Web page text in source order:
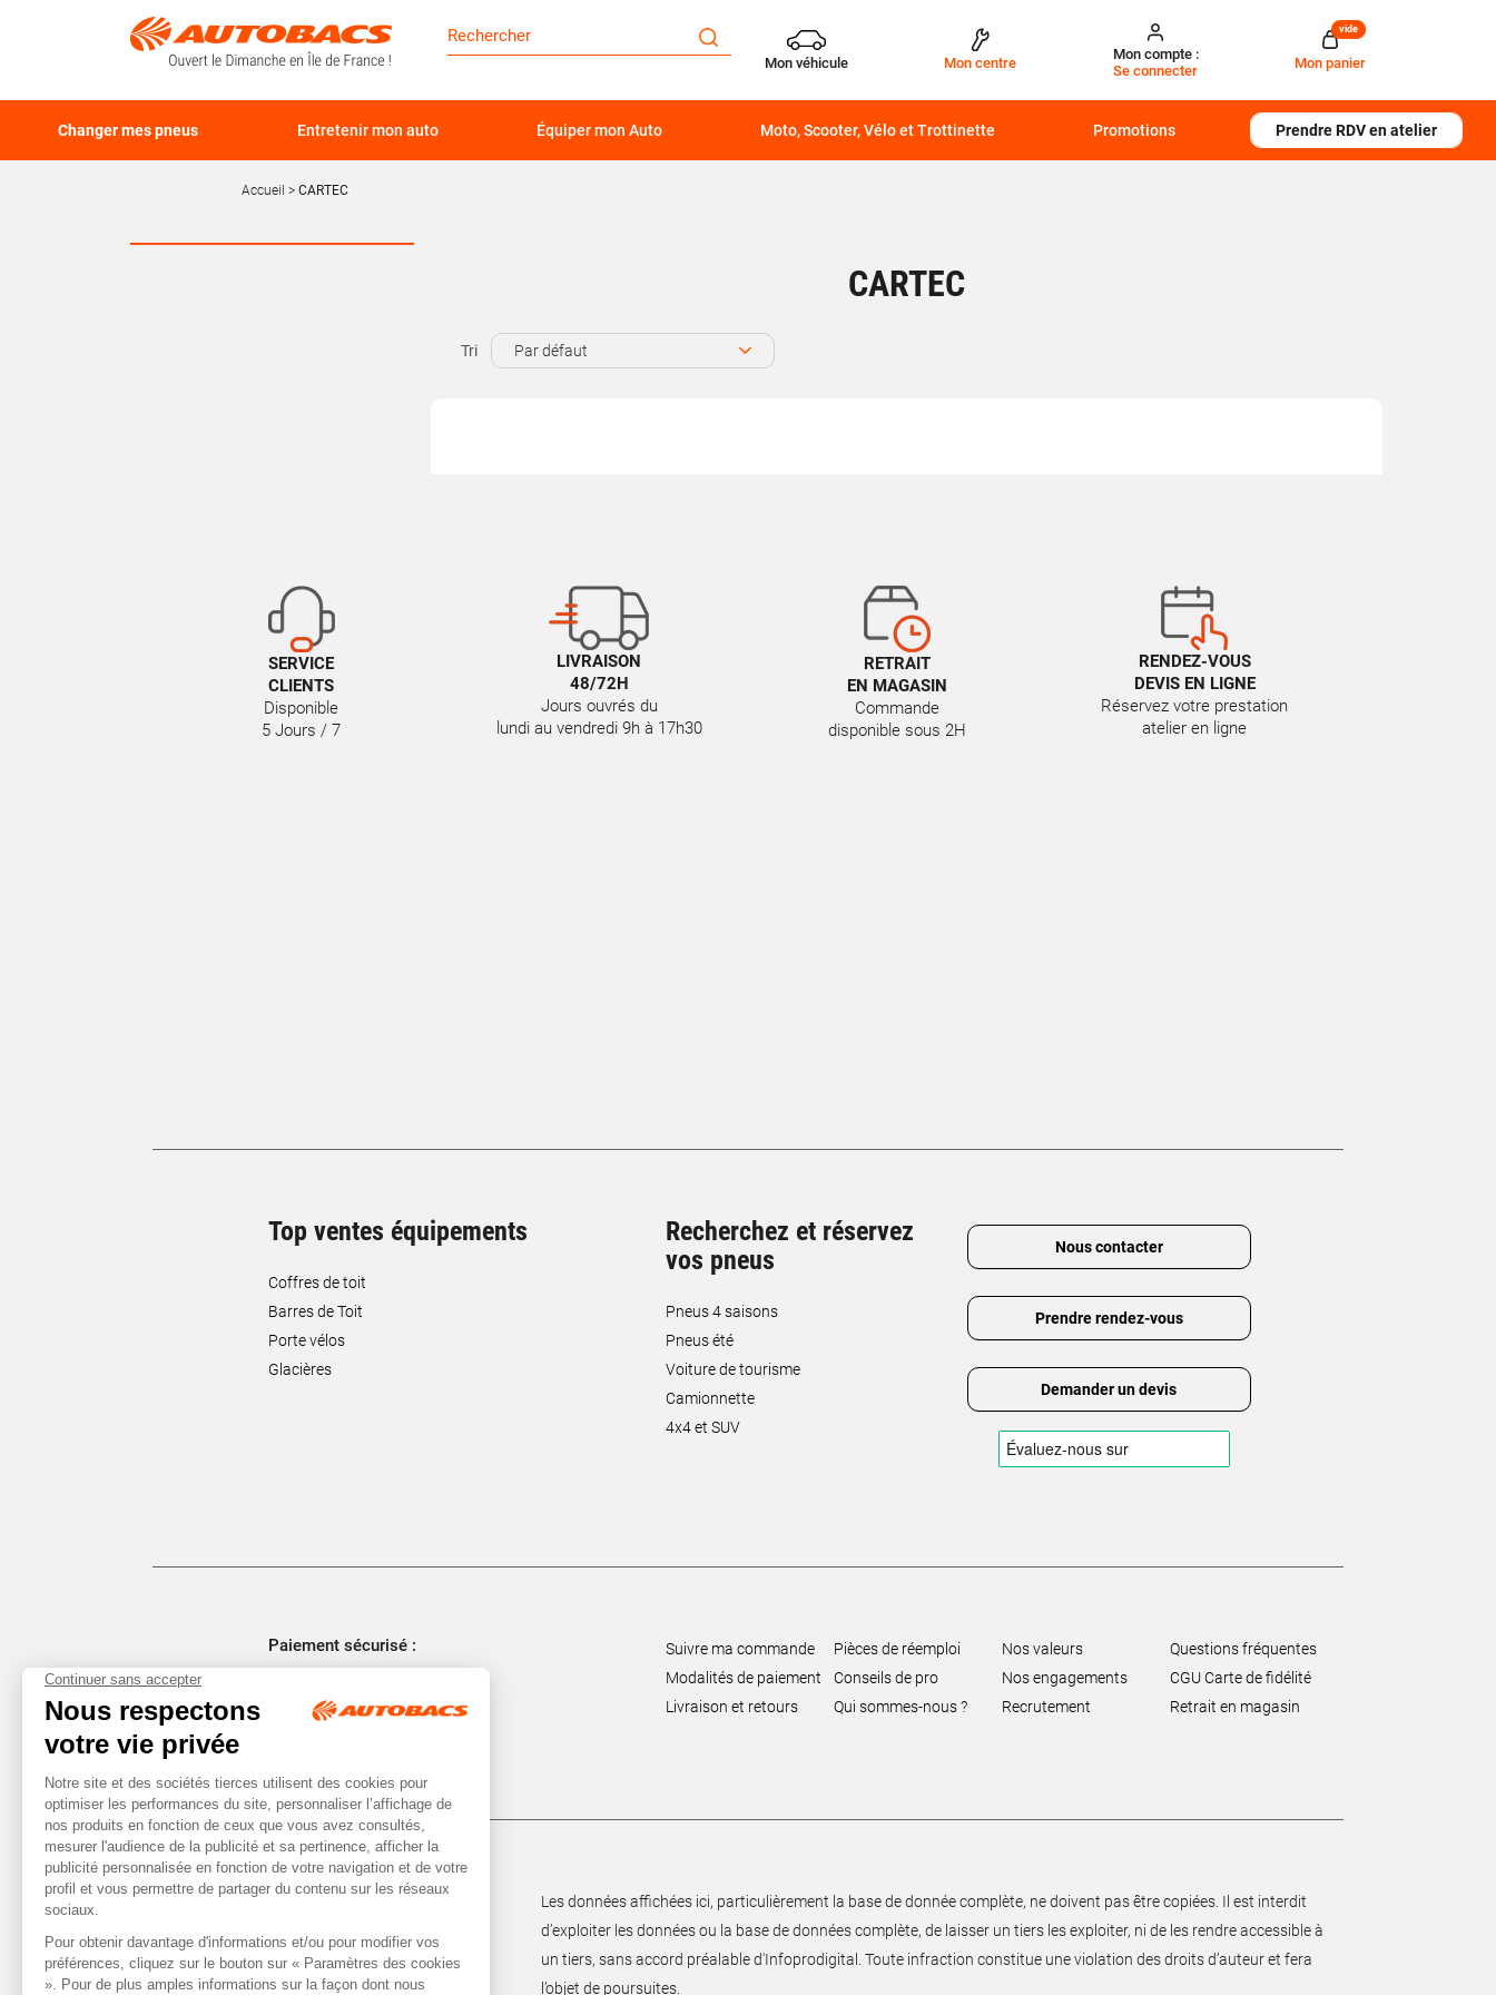
Mon véhicule Mon centre
Mon compte :
Se connecter
Mon panier
vide
Changer mes pneus Entretenir mon auto Équiper mon Auto Moto, Scooter, Vélo et Trottinette Promotions Prendre RDV en atelier
Accueil CARTEC
CARTEC
Tri Par défaut
SERVICE
CLIENTS
Disponible
5 Jours / 7
LIVRAISON
48/72H
Jours ouvrés du
lundi au vendredi 9h à 17h30
RETRAIT
EN MAGASIN
Commande
disponible sous 2H
RENDEZ-VOUS
DEVIS EN LIGNE
Réservez votre prestation
atelier en ligne
Top ventes équipements
Coffres de toit
Barres de Toit
Porte vélos
Glacières
Recherchez et réservez
vos pneus
Pneus 4 saisons
Pneus été
Voiture de tourisme
Camionnette
4x4 et SUV
Nous contacter
Prendre rendez-vous
Demander un devis
Paiement sécurisé :
Suivre ma commande
Modalités de paiement
Livraison et retours
Pièces de réemploi
Conseils de pro
Qui sommes-nous ?
Nos valeurs
Nos engagements
Recrutement
Questions fréquentes
CGU Carte de fidélité
Retrait en magasin
Les données affichées ici, particulièrement la base de donnée complète, ne doivent pas être copiées. Il est interdit
d’exploiter les données ou la base de données complète, de laisser un tiers les exploiter, ni de les rendre accessible à
un tiers, sans accord préalable d'Infoprodigital. Toute infraction constitue une violation des droits d’auteur et fera
l’objet de poursuites.